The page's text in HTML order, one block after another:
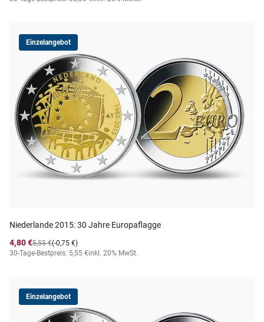
Einzelangebot
Niederlande 2015: 30 Jahre Europaflagge
4,80 €
(-0,75 €)
5,55 €
30-Tage-Bestpreis: 5,55 €inkl. 20% MwSt.
Einzelangebot